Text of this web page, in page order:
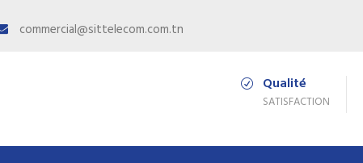
commercial@sittelecom.com.tn
Qualité
SATISFACTION